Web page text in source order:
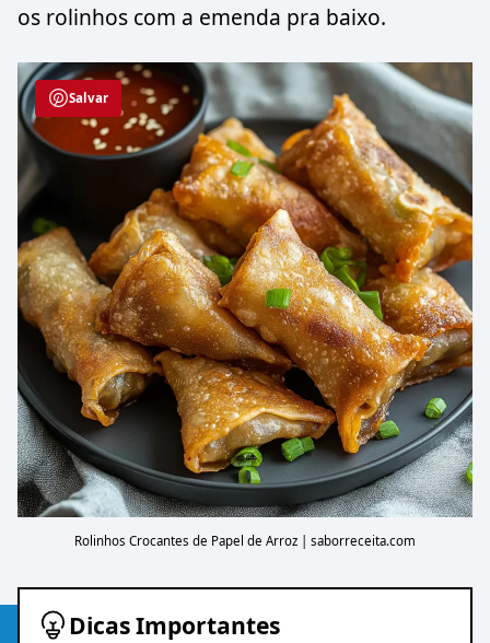
os rolinhos com a emenda pra baixo.
Salvar
Rolinhos Crocantes de Papel de Arroz | saborreceita.com
Dicas Importantes